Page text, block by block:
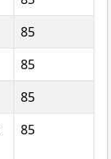
85
85
85
85